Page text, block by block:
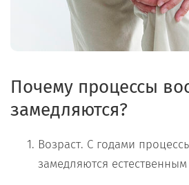
Почему процессы
замедляются?
Возраст. С годами
замедляются